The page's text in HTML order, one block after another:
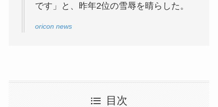
です」と、昨年2位の雪辱を晴らした。
oricon news
目次